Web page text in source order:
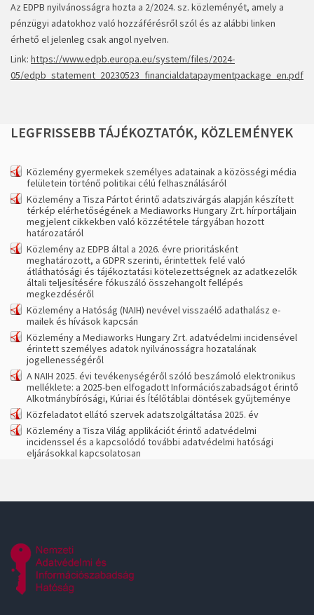
Az EDPB nyilvánosságra hozta a 2/2024. sz. közleményét, amely a
pénzügyi adatokhoz való hozzáférésről szól és az alábbi linken
érhető el jelenleg csak angol nyelven.
Link: https://www.edpb.europa.eu/system/files/2024-
05/edpb_statement_20230523_financialdatapaymentpackage_en.pdf
LEGFRISSEBB TÁJÉKOZTATÓK, KÖZLEMÉNYEK
Közlemény gyermekek személyes adatainak a közösségi média
felületein történő politikai célú felhasználásáról
Közlemény a Tisza Pártot érintő adatszivárgás alapján készített
térkép elérhetőségének a Mediaworks Hungary Zrt. hírportáljain
megjelent cikkekben való közzététele tárgyában hozott
határozatáról
Közlemény az EDPB által a 2026. évre prioritásként
meghatározott, a GDPR szerinti, érintettek felé való
átláthatósági és tájékoztatási kötelezettségnek az adatkezelők
általi teljesítésére fókuszáló összehangolt fellépés
megkezdéséről
Közlemény a Hatóság (NAIH) nevével visszaélő adathalász e-
mailek és hívások kapcsán
Közlemény a Mediaworks Hungary Zrt. adatvédelmi incidensével
érintett személyes adatok nyilvánosságra hozatalának
jogellenességéről
A NAIH 2025. évi tevékenységéről szóló beszámoló elektronikus
melléklete: a 2025-ben elfogadott Információszabadságot érintő
Alkotmánybírósági, Kúriai és Ítélőtáblai döntések gyűjteménye
Közfeladatot ellátó szervek adatszolgáltatása 2025. év
Közlemény a Tisza Világ applikációt érintő adatvédelmi
incidenssel és a kapcsolódó további adatvédelmi hatósági
eljárásokkal kapcsolatosan